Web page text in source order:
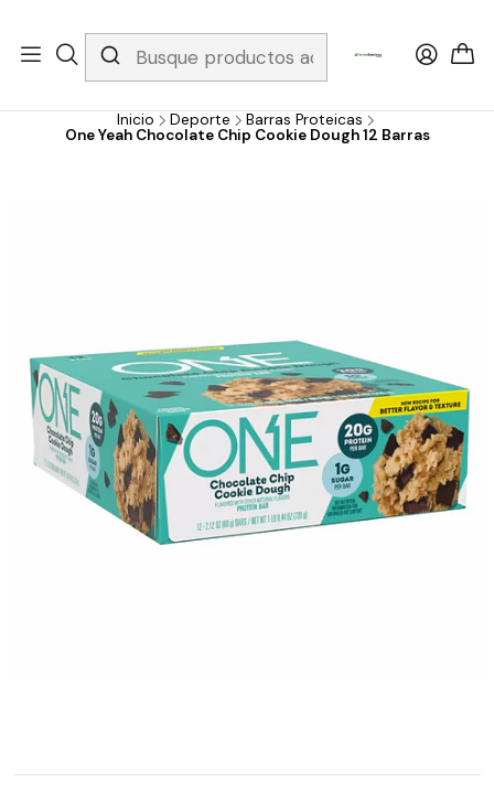
Whatsapp 3229079958/ Fijo 6019251796 / Envios a todo el país y
gratis apartir de 199.000!
Inicio Deporte
Barras Proteicas
One Yeah Chocolate Chip Cookie Dough 12 Barras